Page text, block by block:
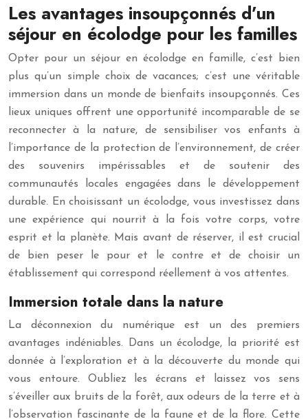
Les avantages insoupçonnés d’un
séjour en écolodge pour les familles
Opter pour un séjour en écolodge en famille, c’est bien
plus qu’un simple choix de vacances; c’est une véritable
immersion dans un monde de bienfaits insoupçonnés. Ces
lieux uniques offrent une opportunité incomparable de se
reconnecter à la nature, de sensibiliser vos enfants à
l’importance de la protection de l’environnement, de créer
des souvenirs impérissables et de soutenir des
communautés locales engagées dans le développement
durable. En choisissant un écolodge, vous investissez dans
une expérience qui nourrit à la fois votre corps, votre
esprit et la planète. Mais avant de réserver, il est crucial
de bien peser le pour et le contre et de choisir un
établissement qui correspond réellement à vos attentes.
Immersion totale dans la nature
La déconnexion du numérique est un des premiers
avantages indéniables. Dans un écolodge, la priorité est
donnée à l’exploration et à la découverte du monde qui
vous entoure. Oubliez les écrans et laissez vos sens
s’éveiller aux bruits de la forêt, aux odeurs de la terre et à
l’observation fascinante de la faune et de la flore. Cette